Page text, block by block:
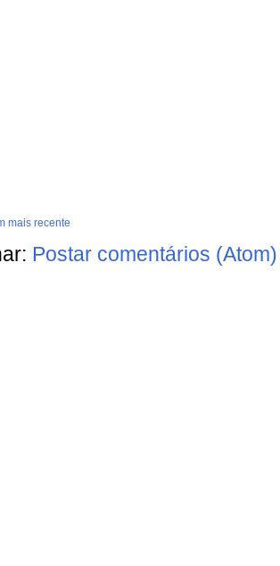
mais recente
Postar comentários (Atom)